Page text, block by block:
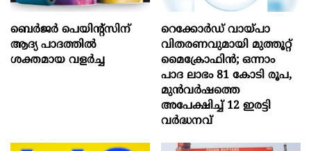
ബെർജർ പെയിന്റ്സിന്
ആദ്യ പാദത്തിൽ
ശക്തമായ വളർച്ച
റെക്കോർഡ് വായ്പാ
വിതരണവുമായി മുത്തൂറ്റ്
മൈക്രോഫിൻ; ഒന്നാം
പാദ ലാഭം 81 കോടി രൂപ,
മുൻവർഷത്തെ
അപേക്ഷിച്ച് 12 ഇരട്ടി
വർദ്ധനവ്